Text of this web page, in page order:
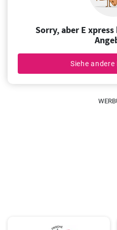
Sorry, aber E
Siehe